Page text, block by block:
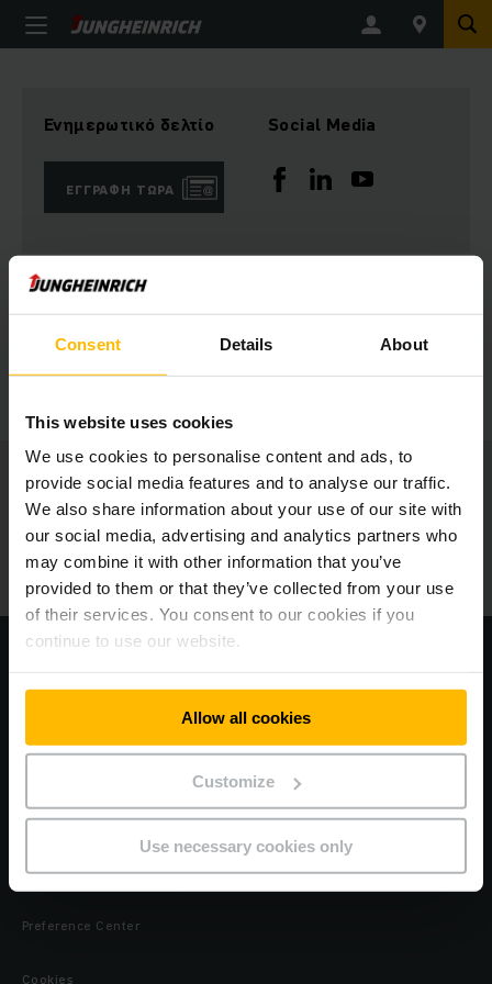
Consent Details About
This website uses cookies
We use cookies to personalise content and ads, to
provide social media features and to analyse our traffic.
We also share information about your use of our site with
our social media, advertising and analytics partners who
may combine it with other information that you’ve
provided to them or that they’ve collected from your use
of their services. You consent to our cookies if you
continue to use our website.
Allow all cookies
Customize
Use necessary cookies only
Ενημερωτικό δελτίο
ΕΓΓΡΑΦΉ ΤΏΡΑ
Social Media
Έχετε ερωτήσεις;
ΕΠΙΚΟΙΝΩΝΉΣΤΕ ΜΑΖΊ ΜΑΣ
Jungheinrich
Σχετικά με εμάς
Υποκαταστήματα
Πολιτική Προστασίας Προσωπικών Δεδομένων
Όροι Χρήσης
OpenLine
Preference Center
Cookies